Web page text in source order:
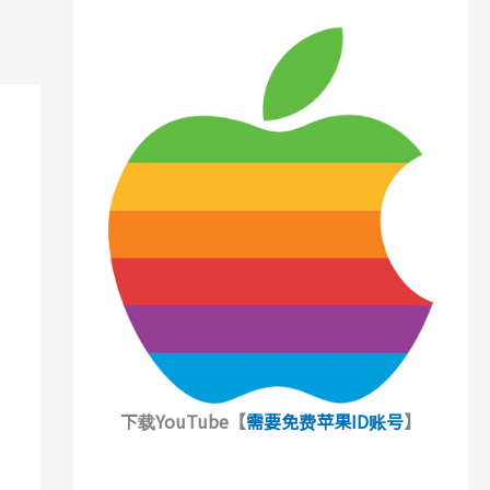
下载YouTube【需要免费苹果ID账号】